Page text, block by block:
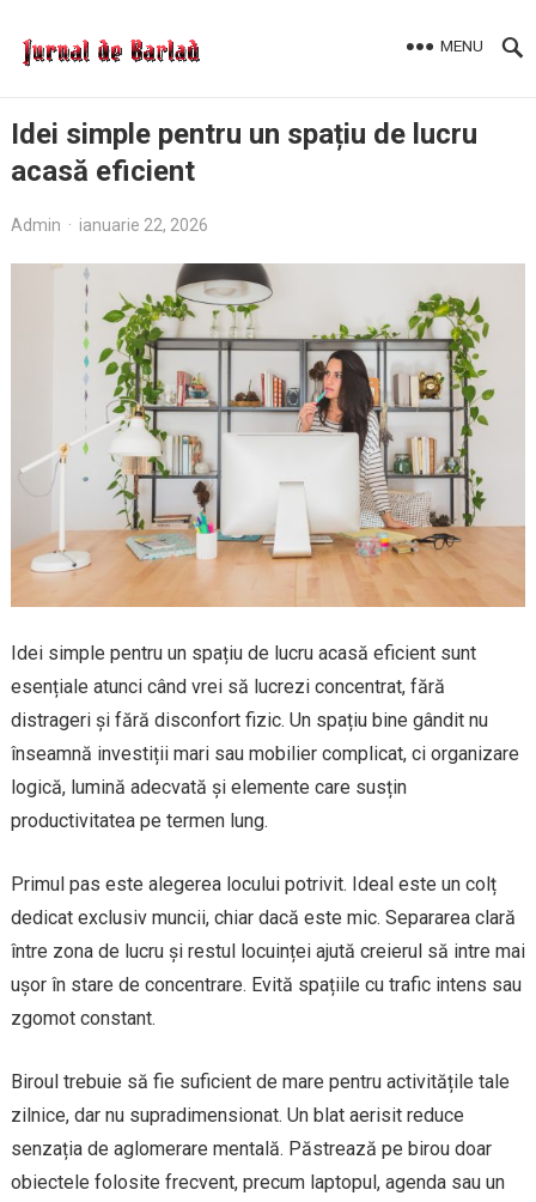
MENU
Idei simple pentru un spațiu de lucru
acasă eficient
Admin · ianuarie 22, 2026
Idei simple pentru un spațiu de lucru acasă eficient sunt
esențiale atunci când vrei să lucrezi concentrat, fără
distrageri și fără disconfort fizic. Un spațiu bine gândit nu
înseamnă investiții mari sau mobilier complicat, ci organizare
logică, lumină adecvată și elemente care susțin
productivitatea pe termen lung.
Primul pas este alegerea locului potrivit. Ideal este un colț
dedicat exclusiv muncii, chiar dacă este mic. Separarea clară
între zona de lucru și restul locuinței ajută creierul să intre mai
ușor în stare de concentrare. Evită spațiile cu trafic intens sau
zgomot constant.
Biroul trebuie să fie suficient de mare pentru activitățile tale
zilnice, dar nu supradimensionat. Un blat aerisit reduce
senzația de aglomerare mentală. Păstrează pe birou doar
obiectele folosite frecvent, precum laptopul, agenda sau un